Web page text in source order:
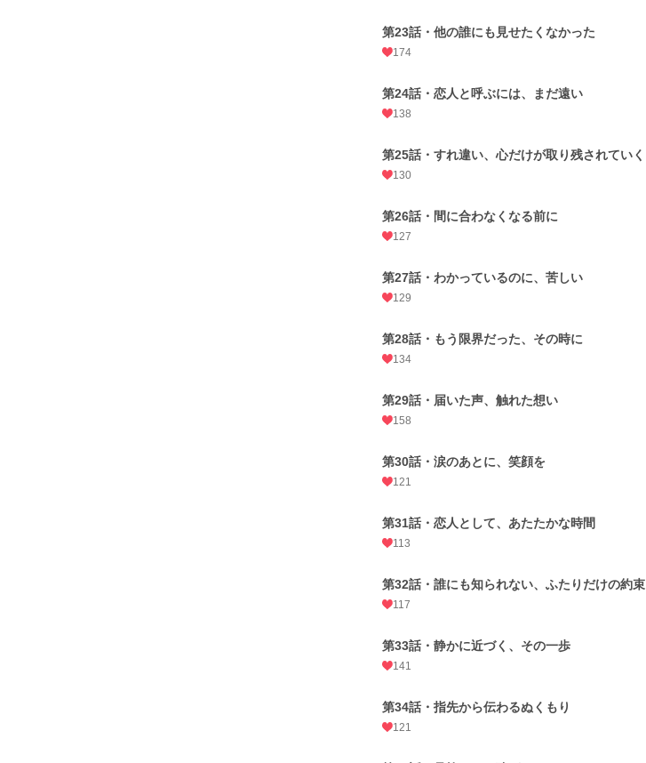
第23話・他の誰にも見せたくなかった
174
第24話・恋人と呼ぶには、まだ遠い
138
第25話・すれ違い、心だけが取り残されていく
130
第26話・間に合わなくなる前に
127
第27話・わかっているのに、苦しい
129
第28話・もう限界だった、その時に
134
第29話・届いた声、触れた想い
158
第30話・涙のあとに、笑顔を
121
第31話・恋人として、あたたかな時間
113
第32話・誰にも知られない、ふたりだけの約束
117
第33話・静かに近づく、その一歩
141
第34話・指先から伝わるぬくもり
121